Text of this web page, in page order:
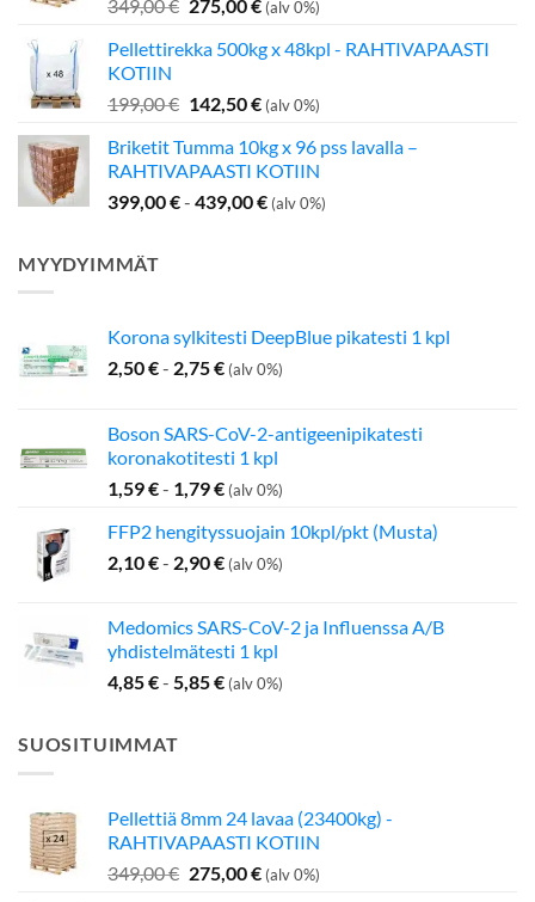
349,00€
oli:
275,00€
on:
(alv 0%)
Pellettirekka 500kg x 48kpl - RAHTIVAPAASTI
KOTIIN
199,00€ Alkuperäinen
oli:
199,00 €.
142,50€Nykyinen
on:
142,50 €.
(alv 0%)
Briketit Tumma 10kg x 96 pss lavalla –
RAHTIVAPAASTI KOTIIN
399,00€- 439,00€ (alv 0%)
MYYDYIMMÄT
Korona sylkitesti DeepBlue pikatesti 1 kpl
2,50€- 2,75€ (alv 0%)
Boson SARS-CoV-2-antigeenipikatesti
koronakotitesti 1 kpl
1,59€- 1,79€ (alv 0%)
FFP2 hengityssuojain 10kpl/pkt (Musta)
2,10€- 2,90€ (alv 0%)
Medomics SARS-CoV-2 ja Influenssa A/B
yhdistelmätesti 1 kpl
4,85€- 5,85€ (alv 0%)
SUOSITUIMMAT
Pellettiä 8mm 24 lavaa (23400kg) -
RAHTIVAPAASTI KOTIIN
349,00€ Alkuperäinen
275,00€Nykyinen
(alv 0%)